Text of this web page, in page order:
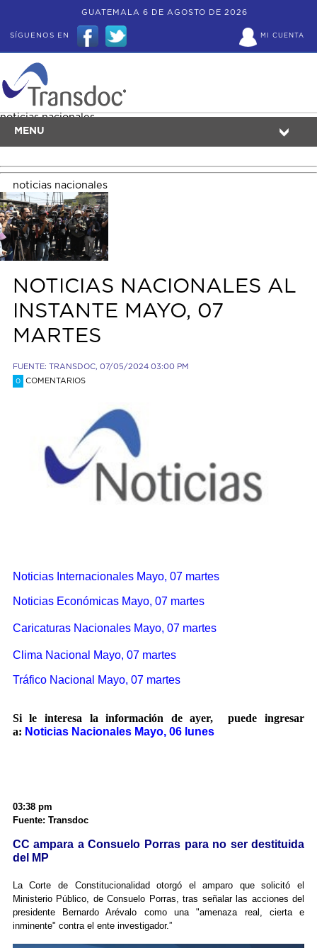
GUATEMALA 6 DE AGOSTO DE 2026
MI CUENTA
SÍGUENOS EN
MENU
noticias nacionales
noticias nacionales
NOTICIAS NACIONALES AL
INSTANTE MAYO, 07
MARTES
FUENTE: TRANSDOC, 07/05/2024 03:00 PM
0 COMENTARIOS
Noticias Internacionales Mayo, 07 martes
Noticias Económicas Mayo, 07 martes
Caricaturas Nacionales Mayo, 07 martes
Clima Nacional Mayo, 07 martes
Tráfico Nacional Mayo, 07 martes
Si le interesa la información de ayer, puede ingresar
a: Noticias Nacionales Mayo, 06 lunes
03:38 pm
Fuente: Transdoc
CC ampara a Consuelo Porras para no ser destituida
del MP
La Corte de Constitucionalidad otorgó el amparo que solicitó el
Ministerio Público, de Consuelo Porras, tras señalar las acciones del
presidente Bernardo Arévalo como una "amenaza real, cierta e
inminente" contra el ente investigador.”